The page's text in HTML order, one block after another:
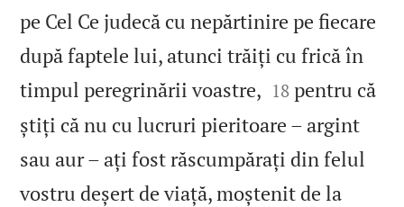
pe Cel Ce judecă cu nepărtinire pe fiecare
după faptele lui, atunci trăiți cu frică în
timpul peregrinării voastre, 

18 pentru că
știți că nu cu lucruri pieritoare – argint
sau aur – ați fost răscumpărați din felul
vostru deșert de viață, moștenit de la